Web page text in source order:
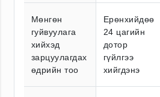
Мөнгөн
гуйвуулага
хийхэд
зарцуулагдах
өдрийн тоо
Ерөнхийдөө
24 цагийн
дотор
гүйлгээ
хийгдэнэ